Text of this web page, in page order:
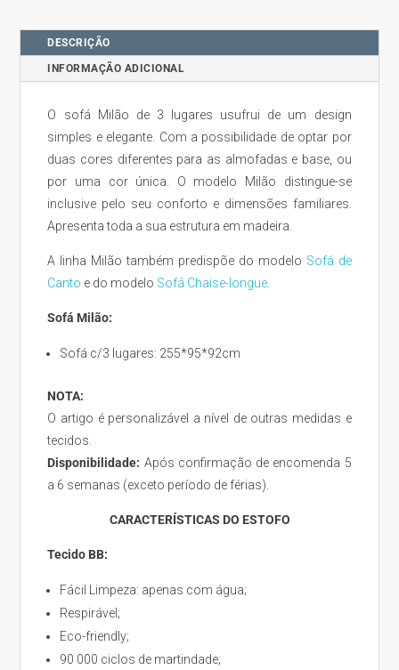
DESCRIÇÃO
INFORMAÇÃO ADICIONAL
O sofá Milão de 3 lugares usufrui de um design
simples e elegante. Com a possibilidade de optar por
duas cores diferentes para as almofadas e base, ou
por uma cor única. O modelo Milão distingue-se
inclusive pelo seu conforto e dimensões familiares.
Apresenta toda a sua estrutura em madeira.
A linha Milão também predispõe do modelo Sofá de
Canto e do modelo Sofá Chaise-longue
Sofá Milão:
Sofá c/3 lugares: 255*95*92cm
NOTA:
O artigo é personalizável a nível de outras medidas e
tecidos.
Disponibilidade: Após confirmação de encomenda 5
a 6 semanas (exceto período de férias).
CARACTERÍSTICAS DO ESTOFO
Tecido BB:
Fácil Limpeza: apenas com água;
Respirável;
Eco-friendly;
90 000 ciclos de martindade;